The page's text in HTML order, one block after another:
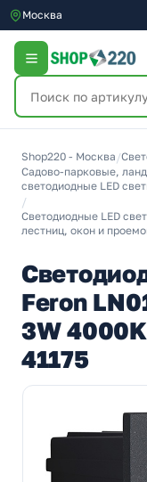
Москва
Shop220 - Москва /
Садово-парковые,
светодиодные LED
/
Светодиодные LED
лестниц, окон и
Feron
3W
41175